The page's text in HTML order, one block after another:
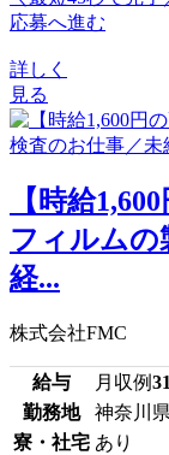
応募へ進む
詳しく
見る
【時給
フィルムの
経...
株式会社FMC
給与 月収例
勤務地
神奈川
寮・社宅 あり